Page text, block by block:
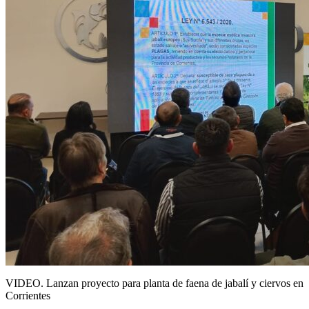
VIDEO. Lanzan proyecto para planta de faena de jabalí y ciervos en
Corrientes